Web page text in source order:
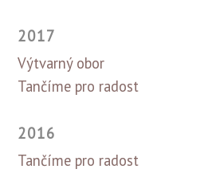
2017
Výtvarný obor
Tančíme pro radost
2016
Tančíme pro radost